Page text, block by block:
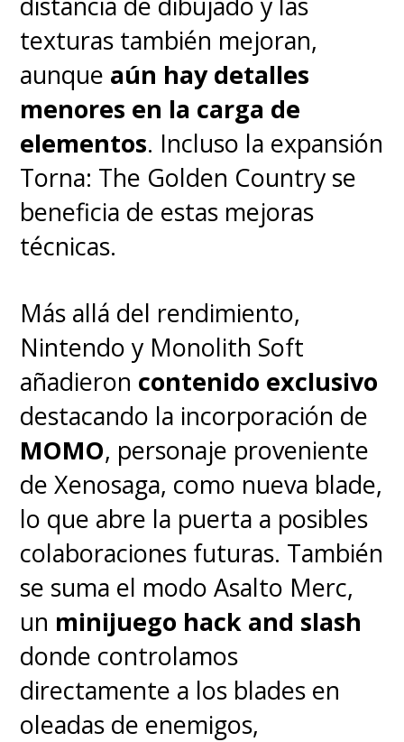
grabar en 8K o tener decenas
de apps en segundo plano
Además, su sistema de
refrigeración líquida ArcticMesh
hace un trabajo excelente
manteniendo las temperaturas a
raya durante sesiones exigentes
calentamiento mayor al
esperado.
Aprovecho de hacer una
aclaración que bien vale la pena
y es que al menos en Chile y
también en otros países de
Latinoamérica, no observé
ninguna publicidad o
comunicación de Motorola
que sugiriera o presentara el
procesador de una manera
ambigua que buscara
texturas también mejoran,
aunque aún hay detalles
menores en la carga de
elementos. Incluso la expansión
Torna: The Golden Country se
beneficia de estas mejoras
técnicas.
Más allá del rendimiento,
Nintendo y Monolith Soft
añadieron contenido exclusivo
destacando la incorporación de
MOMO, personaje proveniente
de Xenosaga, como nueva blade,
lo que abre la puerta a posibles
colaboraciones futuras. También
se suma el modo Asalto Merc,
un minijuego hack and slash
donde controlamos
directamente a los blades en
oleadas de enemigos,